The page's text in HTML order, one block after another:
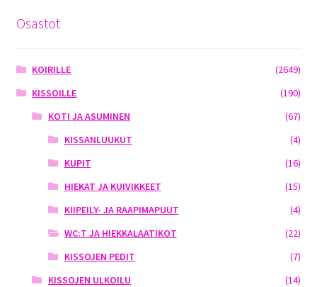
Osastot
KOIRILLE
(2649)
KISSOILLE
(190)
KOTI JA ASUMINEN
(67)
KISSANLUUKUT
(4)
KUPIT
(16)
HIEKAT JA KUIVIKKEET
(15)
KIIPEILY- JA RAAPIMAPUUT
(4)
WC:T JA HIEKKALAATIKOT
(22)
KISSOJEN PEDIT
(7)
KISSOJEN ULKOILU
(14)